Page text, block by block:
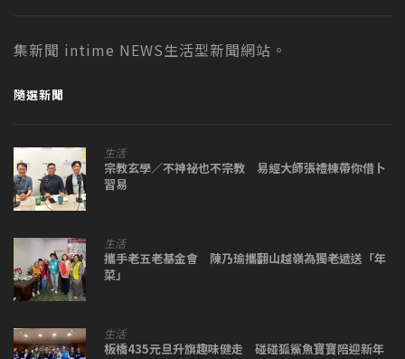
集新聞 intime NEWS生活型新聞網站。
隨選新聞
生活
宗教玄學／不神祕也不宗教 易經大師張禮棟帶你借卜
習易
生活
攜手老五老基金會 陳乃瑜攜翻山越嶺為獨老遞送「年
菜」
生活
板橋435元旦升旗趣味健走 碰碰狐鯊魚寶寶陪迎新年